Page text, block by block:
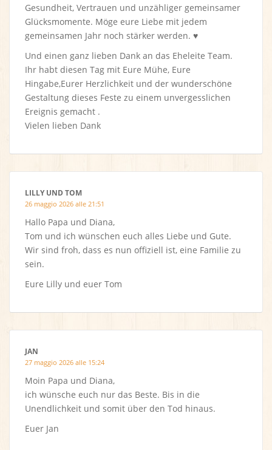
Gesundheit, Vertrauen und unzähliger gemeinsamer
Glücksmomente. Möge eure Liebe mit jedem
gemeinsamen Jahr noch stärker werden. ♥️
Und einen ganz lieben Dank an das Eheleite Team.
Ihr habt diesen Tag mit Eure Mühe, Eure
Hingabe,Eurer Herzlichkeit und der wunderschöne
Gestaltung dieses Feste zu einem unvergesslichen
Ereignis gemacht .
Vielen lieben Dank
LILLY UND TOM
26 maggio 2026 alle 21:51
Hallo Papa und Diana,
Tom und ich wünschen euch alles Liebe und Gute.
Wir sind froh, dass es nun offiziell ist, eine Familie zu
sein.
Eure Lilly und euer Tom
JAN
27 maggio 2026 alle 15:24
Moin Papa und Diana,
ich wünsche euch nur das Beste. Bis in die
Unendlichkeit und somit über den Tod hinaus.
Euer Jan